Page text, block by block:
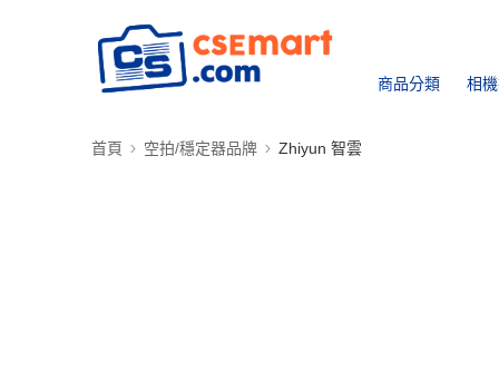
商品分類 相
首頁 空拍/穩定器品牌 Zhiyun 智雲